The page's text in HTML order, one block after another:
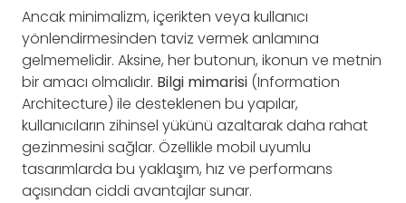
Ancak minimalizm, içerikten veya kullanıcı
yönlendirmesinden taviz vermek anlamına
gelmemelidir. Aksine, her butonun, ikonun ve metnin
bir amacı olmalıdır. Bilgi mimarisi (Information
Architecture) ile desteklenen bu yapılar,
kullanıcıların zihinsel yükünü azaltarak daha rahat
gezinmesini sağlar. Özellikle mobil uyumlu
tasarımlarda bu yaklaşım, hız ve performans
açısından ciddi avantajlar sunar.